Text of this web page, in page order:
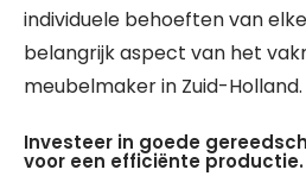
individuele behoeften van
belangrijk aspect van het
meubelmaker in Zuid-Holland.
Investeer in goede
voor een efficiënte productie.